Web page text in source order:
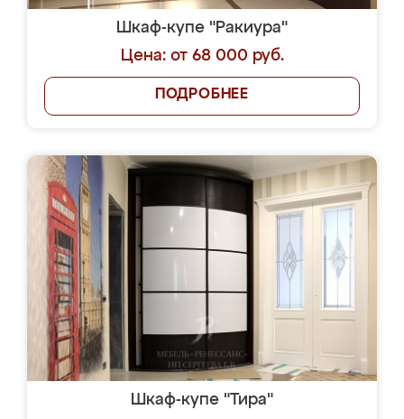
Шкаф-купе "Ракиура"
Цена: от 68 000 руб.
ПОДРОБНЕЕ
Шкаф-купе "Тира"